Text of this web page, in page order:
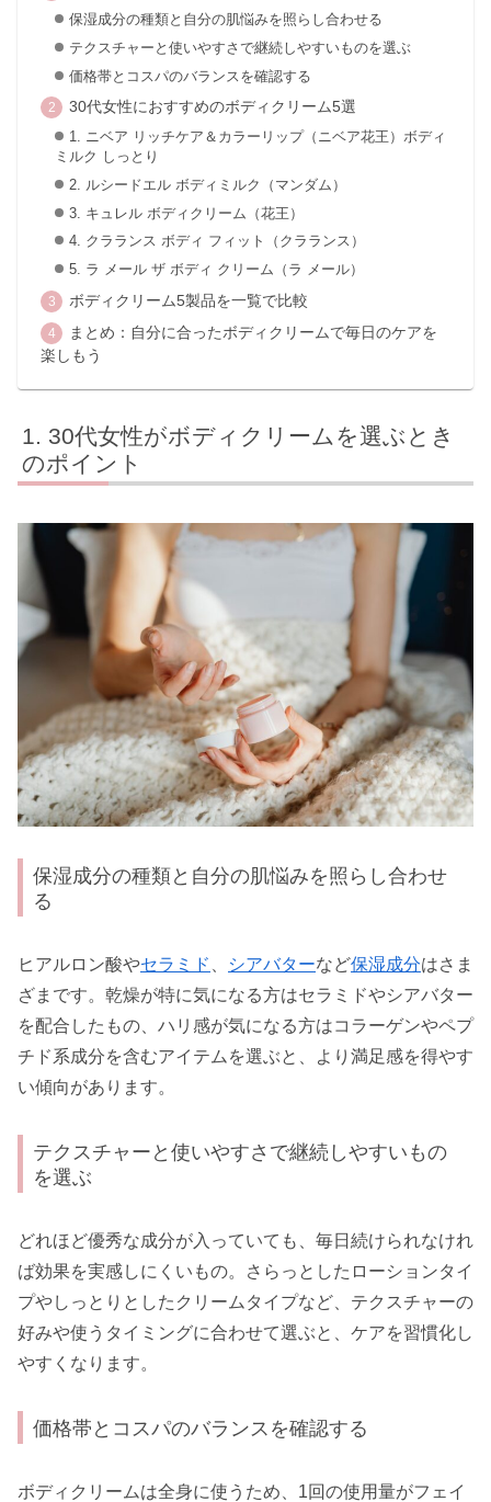
保湿成分の種類と自分の肌悩みを照らし合わせる
テクスチャーと使いやすさで継続しやすいものを選ぶ
価格帯とコスパのバランスを確認する
30代女性におすすめのボディクリーム5選
1. ニベア リッチケア＆カラーリップ（ニベア花王）ボディ
ミルク しっとり
2. ルシードエル ボディミルク（マンダム）
3. キュレル ボディクリーム（花王）
4. クラランス ボディ フィット（クラランス）
5. ラ メール ザ ボディ クリーム（ラ メール）
ボディクリーム5製品を一覧で比較
まとめ：自分に合ったボディクリームで毎日のケアを
楽しもう
30代女性がボディクリームを選ぶとき
のポイント
保湿成分の種類と自分の肌悩みを照らし合わせ
る
ヒアルロン酸やセラミド シアバターなど保湿成分はさま
ざまです。乾燥が特に気になる方はセラミドやシアバター
を配合したもの、ハリ感が気になる方はコラーゲンやペプ
チド系成分を含むアイテムを選ぶと、より満足感を得やす
い傾向があります。
テクスチャーと使いやすさで継続しやすいもの
を選ぶ
どれほど優秀な成分が入っていても、毎日続けられなけれ
ば効果を実感しにくいもの。さらっとしたローションタイ
プやしっとりとしたクリームタイプなど、テクスチャーの
好みや使うタイミングに合わせて選ぶと、ケアを習慣化し
やすくなります。
価格帯とコスパのバランスを確認する
ボディクリームは全身に使うため、1回の使用量がフェイ